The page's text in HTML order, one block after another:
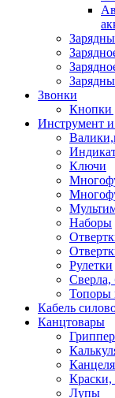
Звонки
Кнопки
Инструмент
Ключи
Наборы
Рулетки
Сверла,
Топоры
Кабель
Канцтовары
Краски,
Лупы